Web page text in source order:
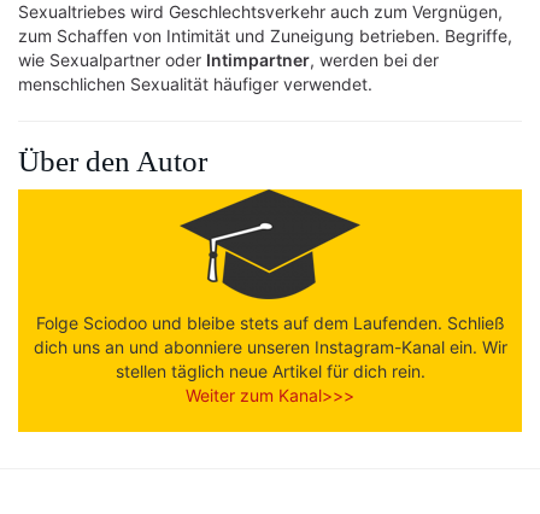
Sexualtriebes wird Geschlechtsverkehr auch zum Vergnügen,
zum Schaffen von Intimität und Zuneigung betrieben. Begriffe,
wie Sexualpartner oder Intimpartner, werden bei der
menschlichen Sexualität häufiger verwendet.
Über den Autor
Folge Sciodoo und bleibe stets auf dem Laufenden. Schließ
dich uns an und abonniere unseren Instagram-Kanal ein. Wir
stellen täglich neue Artikel für dich rein.
Weiter zum Kanal>>>